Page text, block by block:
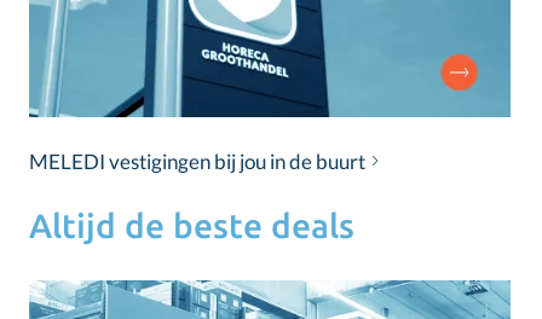
MELEDI vestigingen bij jou in de buurt
Altijd de beste deals